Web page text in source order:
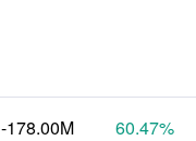
-178.00M 60.47%